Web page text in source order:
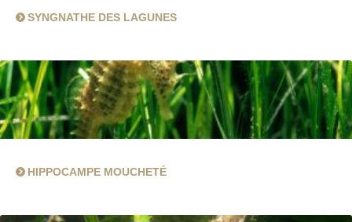
SYNGNATHE DES LAGUNES
HIPPOCAMPE MOUCHETÉ